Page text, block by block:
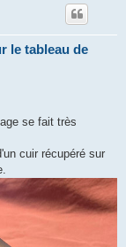
le tableau de
se fait très
cuir récupéré sur